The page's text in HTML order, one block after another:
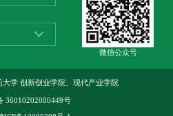
微信公众号
大学 创新创业学院、现代产业学院
36010202000449号